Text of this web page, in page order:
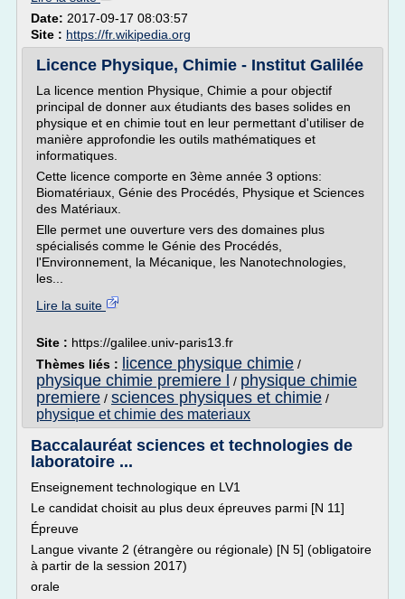
Date: 2017-09-17 08:03:57
Site : https://fr.wikipedia.org
Licence Physique, Chimie - Institut Galilée
La licence mention Physique, Chimie a pour objectif
principal de donner aux étudiants des bases solides en
physique et en chimie tout en leur permettant d'utiliser de
manière approfondie les outils mathématiques et
informatiques.
Cette licence comporte en 3ème année 3 options:
Biomatériaux, Génie des Procédés, Physique et Sciences
des Matériaux.
Elle permet une ouverture vers des domaines plus
spécialisés comme le Génie des Procédés,
l'Environnement, la Mécanique, les Nanotechnologies,
les...
Lire la suite
Site : https://galilee.univ-paris13.fr
Thèmes liés :
licence physique chimie /
physique chimie premiere l / physique chimie
premiere / sciences physiques et chimie /
physique et chimie des materiaux
Baccalauréat sciences et technologies de
laboratoire ...
Enseignement technologique en LV1
Le candidat choisit au plus deux épreuves parmi [N 11]
Épreuve
Langue vivante 2 (étrangère ou régionale) [N 5] (obligatoire
à partir de la session 2017)
orale